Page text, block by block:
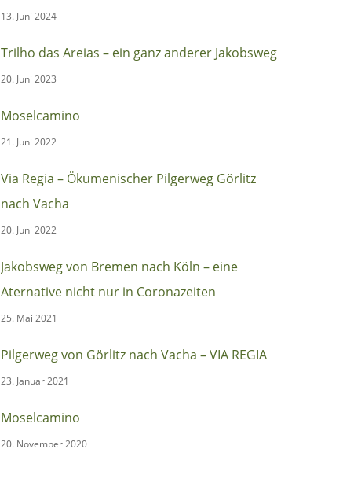
13. Juni 2024
Trilho das Areias – ein ganz anderer Jakobsweg
20. Juni 2023
Moselcamino
21. Juni 2022
Via Regia – Ökumenischer Pilgerweg Görlitz
nach Vacha
20. Juni 2022
Jakobsweg von Bremen nach Köln – eine
Aternative nicht nur in Coronazeiten
25. Mai 2021
Pilgerweg von Görlitz nach Vacha – VIA REGIA
23. Januar 2021
Moselcamino
20. November 2020